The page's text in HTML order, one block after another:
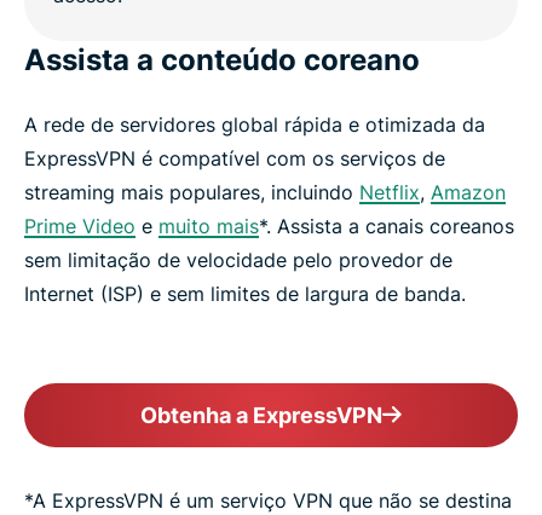
Assista a conteúdo coreano
A rede de servidores global rápida e otimizada da
ExpressVPN é compatível com os serviços de
streaming mais populares, incluindo Netflix, Amazon
Prime Video e muito mais*. Assista a canais coreanos
sem limitação de velocidade pelo provedor de
Internet (ISP) e sem limites de largura de banda.
Obtenha a ExpressVPN
*A ExpressVPN é um serviço VPN que não se destina